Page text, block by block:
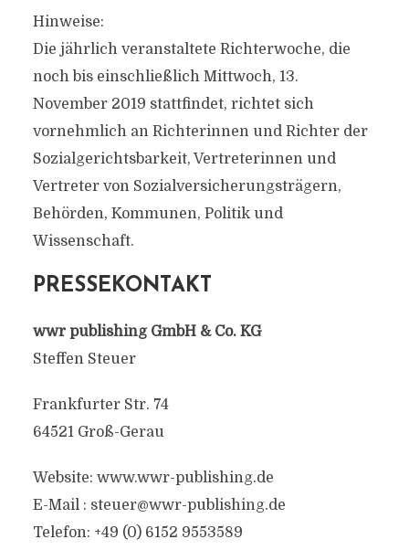
Hinweise:
Die jährlich veranstaltete Richterwoche, die
noch bis einschließlich Mittwoch, 13.
November 2019 stattfindet, richtet sich
vornehmlich an Richterinnen und Richter der
Sozialgerichtsbarkeit, Vertreterinnen und
Vertreter von Sozialversicherungsträgern,
Behörden, Kommunen, Politik und
Wissenschaft.
PRESSEKONTAKT
wwr publishing GmbH & Co. KG
Steffen Steuer
Frankfurter Str. 74
64521 Groß-Gerau
Website: www.wwr-publishing.de
E-Mail : steuer@wwr-publishing.de
Telefon: +49 (0) 6152 9553589